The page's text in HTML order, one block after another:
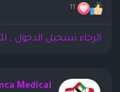
11
الرجاء تسجيل الدخول ,
Medical